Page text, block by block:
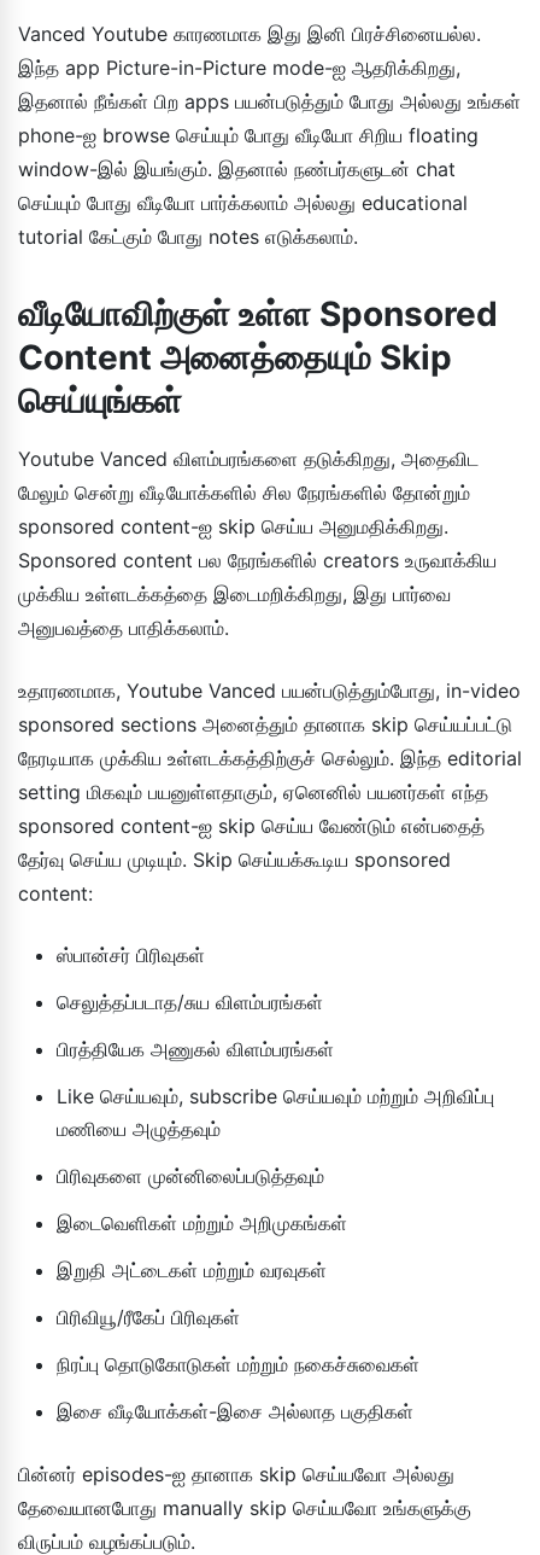
Vanced Youtube காரணமாக இது இனி பிரச்சினையல்ல.
இந்த app Picture-in-Picture mode-ஐ ஆதரிக்கிறது,
இதனால் நீங்கள் பிற apps பயன்படுத்தும் போது அல்லது உங்கள்
phone-ஐ browse செய்யும் போது வீடியோ சிறிய floating
window-இல் இயங்கும். இதனால் நண்பர்களுடன் chat
செய்யும் போது வீடியோ பார்க்கலாம் அல்லது educational
tutorial கேட்கும் போது notes எடுக்கலாம்.
வீடியோவிற்குள் உள்ள Sponsored
Content அனைத்தையும் Skip
செய்யுங்கள்
Youtube Vanced விளம்பரங்களை தடுக்கிறது, அதைவிட
மேலும் சென்று வீடியோக்களில் சில நேரங்களில் தோன்றும்
sponsored content-ஐ skip செய்ய அனுமதிக்கிறது.
Sponsored content பல நேரங்களில் creators உருவாக்கிய
முக்கிய உள்ளடக்கத்தை இடைமறிக்கிறது, இது பார்வை
அனுபவத்தை பாதிக்கலாம்.
உதாரணமாக, Youtube Vanced பயன்படுத்தும்போது, in-video
sponsored sections அனைத்தும் தானாக skip செய்யப்பட்டு
நேரடியாக முக்கிய உள்ளடக்கத்திற்குச் செல்லும். இந்த editorial
setting மிகவும் பயனுள்ளதாகும், ஏனெனில் பயனர்கள் எந்த
sponsored content-ஐ skip செய்ய வேண்டும் என்பதைத்
தேர்வு செய்ய முடியும். Skip செய்யக்கூடிய sponsored
content:
ஸ்பான்சர் பிரிவுகள்
செலுத்தப்படாத/சுய விளம்பரங்கள்
பிரத்தியேக அணுகல் விளம்பரங்கள்
Like செய்யவும், subscribe செய்யவும் மற்றும் அறிவிப்பு
மணியை அழுத்தவும்
பிரிவுகளை முன்னிலைப்படுத்தவும்
இடைவெளிகள் மற்றும் அறிமுகங்கள்
இறுதி அட்டைகள் மற்றும் வரவுகள்
பிரிவியூ/ரீகேப் பிரிவுகள்
நிரப்பு தொடுகோடுகள் மற்றும் நகைச்சுவைகள்
இசை வீடியோக்கள்-இசை அல்லாத பகுதிகள்
பின்னர் episodes-ஐ தானாக skip செய்யவோ அல்லது
தேவையானபோது manually skip செய்யவோ உங்களுக்கு
விருப்பம் வழங்கப்படும்.